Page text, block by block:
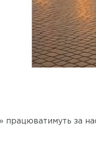
працюватимуть за